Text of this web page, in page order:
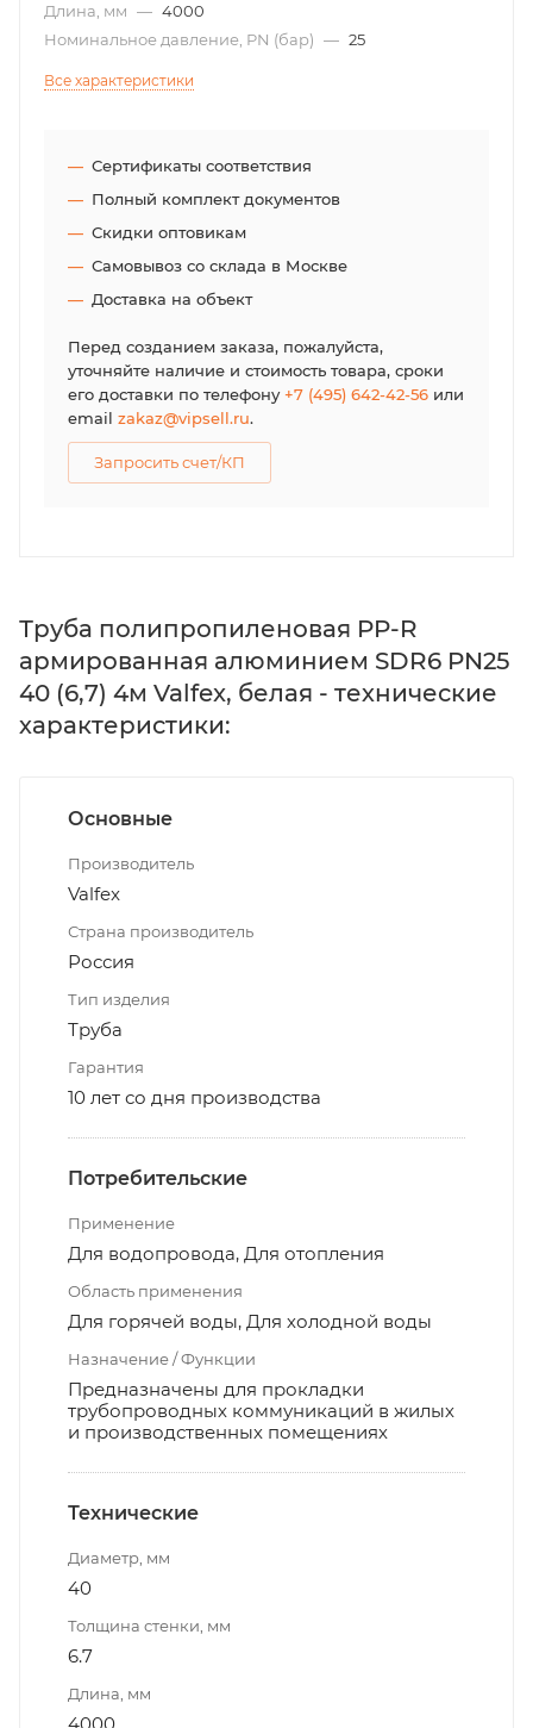
Длина, мм — 4000
Номинальное давление, PN (бар) — 25
Все характеристики
Сертификаты соответствия
Полный комплект документов
Скидки оптовикам
Самовывоз со склада в Москве
Доставка на объект
Перед созданием заказа, пожалуйста,
уточняйте наличие и стоимость товара, сроки
его доставки по телефону+7 (495) 642-42-56 или
email zakaz@vipsell.ru.
Запросить счет/КП
Труба полипропиленовая PP-R
армированная алюминием SDR6 PN25
40 (6,7) 4м Valfex, белая - технические
характеристики:
Основные
Производитель
Valfex
Страна производитель
Россия
Тип изделия
Труба
Гарантия
10 лет со дня производства
Потребительские
Применение
Для водопровода, Для отопления
Область применения
Для горячей воды, Для холодной воды
Назначение / Функции
Предназначены для прокладки
трубопроводных коммуникаций в жилых
и производственных помещениях
Технические
Диаметр, мм
40
Толщина стенки, мм
6.7
Длина, мм